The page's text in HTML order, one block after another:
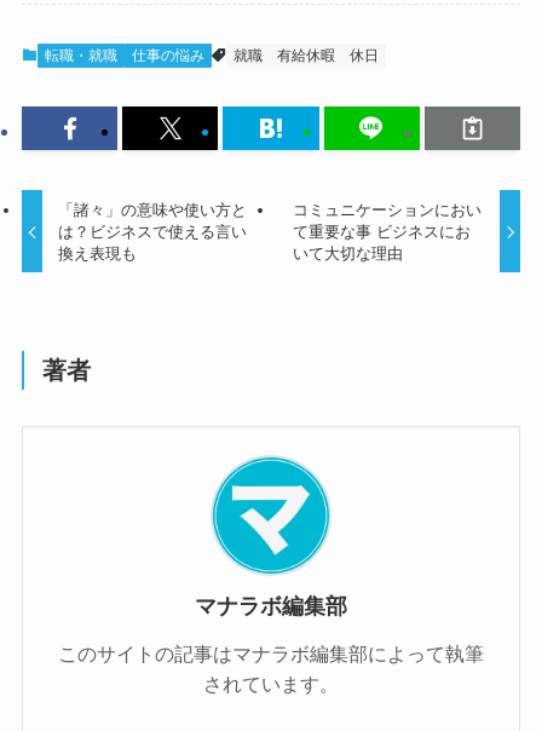
転職・就職 仕事の悩み 就職 有給休暇 休日
「諸々」の意味や使い方と
は？ビジネスで使える言い
換え表現も
コミュニケーションにおい
て重要な事 ビジネスにお
いて大切な理由
著者
マナラボ編集部
このサイトの記事はマナラボ編集部によって執筆
されています。